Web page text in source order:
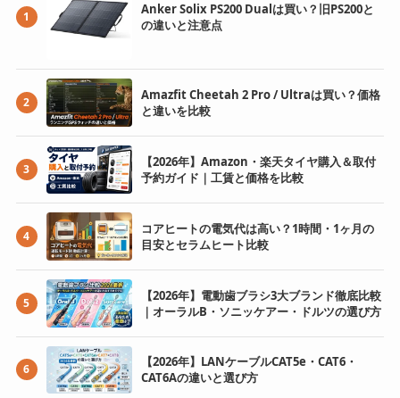
1
Anker Solix PS200 Dualは買い？旧PS200と
の違いと注意点
2
Amazfit Cheetah 2 Pro / Ultraは買い？価格
と違いを比較
3
【2026年】Amazon・楽天タイヤ購入＆取付
予約ガイド｜工賃と価格を比較
4
コアヒートの電気代は高い？1時間・1ヶ月の
目安とセラムヒート比較
5
【2026年】電動歯ブラシ3大ブランド徹底比較
｜オーラルB・ソニッケアー・ドルツの選び方
6
【2026年】LANケーブルCAT5e・CAT6・
CAT6Aの違いと選び方